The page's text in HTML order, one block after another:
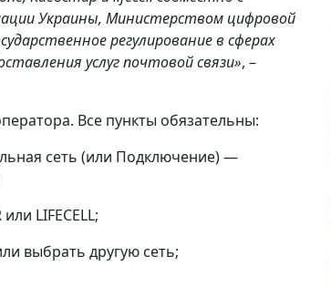
Украины, Министерством цифровой
регулирование в сферах
услуг почтовой связи», –
Все пункты обязательны:
сеть (или Подключение) —
LIFECELL;
выбрать другую сеть;